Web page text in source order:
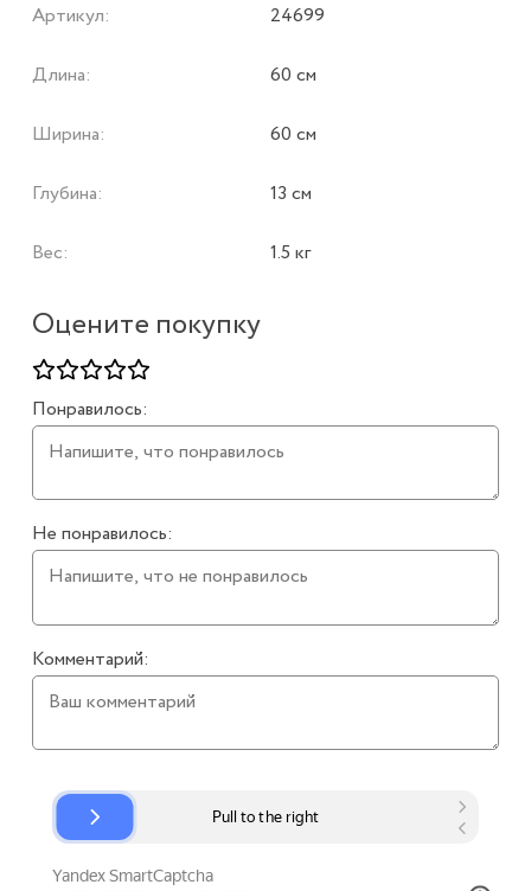
Оцените покупку
Понравилось:
Не понравилось:
Комментарий:
Артикул: 24699
Длина: 60 см
Ширина: 60 см
Глубина: 13 см
Вес: 1.5 кг